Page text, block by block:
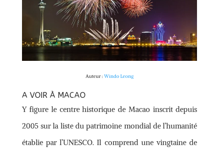
Auteur : Windo Leong
A VOIR À MACAO
Y figure le centre historique de Macao inscrit depuis
2005 sur la liste du patrimoine mondial de l’humanité
établie par l’UNESCO. Il comprend une vingtaine de